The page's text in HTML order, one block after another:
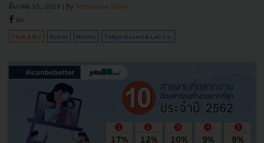
มีนาคม 15, 2019 | By Techsauce Team
86
Tech & Biz Robot Mindar Tokyo-based A-Lab Co.